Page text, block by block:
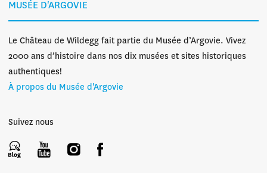
MUSÉE D'ARGOVIE
Le Château de Wildegg fait partie du Musée d’Argovie. Vivez
2000 ans d’histoire dans nos dix musées et sites historiques
authentiques!
À propos du Musée d'Argovie
Suivez nous